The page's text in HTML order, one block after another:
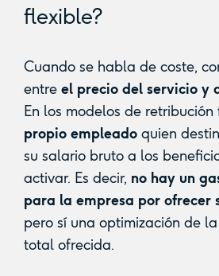
flexible?
Cuando se habla de coste,
entre el precio del servicio y
En los modelos de retribución
propio empleadoquien
su salario bruto a los
activar. Es decir, no hay un
para la empresa por ofrecer
pero sí una optimización de
total ofrecida.